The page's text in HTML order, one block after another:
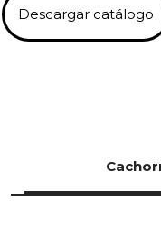
Descargar catálogo